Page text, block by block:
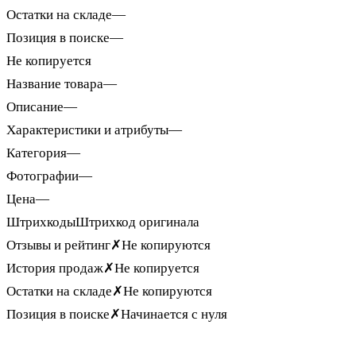
Остатки на складе—
Позиция в поиске—
Не копируется
Название товара—
Описание—
Характеристики и атрибуты—
Категория—
Фотографии—
Цена—
ШтрихкодыШтрихкод оригинала
Отзывы и рейтинг✗Не копируются
История продаж✗Не копируется
Остатки на складе✗Не копируются
Позиция в поиске✗Начинается с нуля